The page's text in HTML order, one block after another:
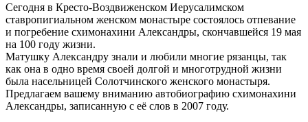
Сегодня в Кресто-Воздвиженском Иерусалимском
ставропигиальном женском монастыре состоялось отпевание
и погребение схимонахини Александры, скончавшейся 19 мая
на 100 году жизни.
Матушку Александру знали и любили многие рязанцы, так
как она в одно время своей долгой и многотрудной жизни
была насельницей Солотчинского женского монастыря.
Предлагаем вашему вниманию автобиографию схимонахини
Александры, записанную с её слов в 2007 году.